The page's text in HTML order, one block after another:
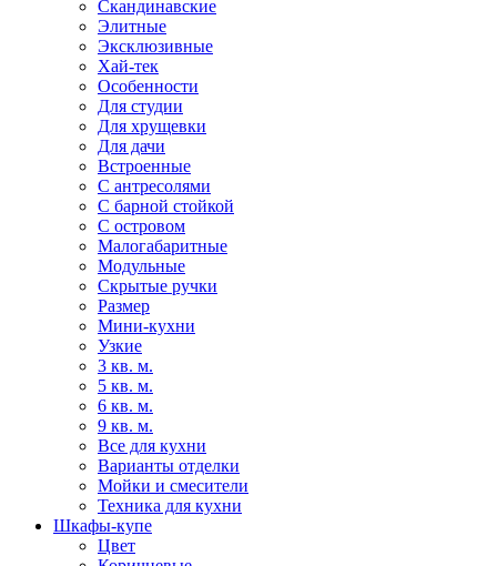
Скандинавские
Элитные
Эксклюзивные
Хай-тек
Особенности
Для студии
Для хрущевки
Для дачи
Встроенные
С антресолями
С барной стойкой
С островом
Малогабаритные
Модульные
Скрытые ручки
Размер
Мини-кухни
Узкие
3 кв. м.
5 кв. м.
6 кв. м.
9 кв. м.
Все для кухни
Варианты отделки
Мойки и смесители
Техника для кухни
Шкафы-купе
Цвет